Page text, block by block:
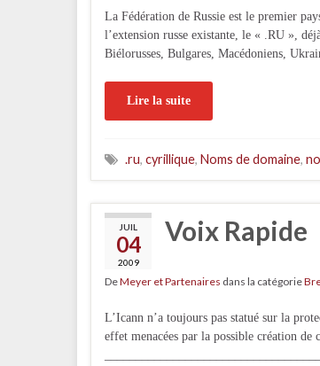
La Fédération de Russie est le premier
l’extension russe existante, le « .RU »,
Biélorusses, Bulgares, Macédoniens,
Lire la suite
.ru, cyrillique, Noms de domaine,
JUIL
04
2009
Voix Rapide
DeMeyer et Partenaires dans la catégorie
L’Icann n’a toujours pas statué sur la
effet menacées par la possible création de